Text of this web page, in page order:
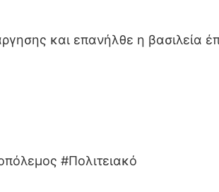
και επανήλθε η βασιλεία
#Πολιτειακό